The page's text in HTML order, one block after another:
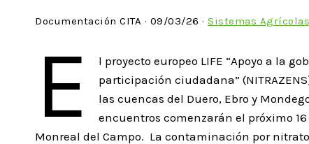
Documentación CITA · 09/03/26 · Sistemas
E
l proyecto europeo LIFE “Apoyo a la
participación ciudadana”
las cuencas del Duero, Ebro y
encuentros comenzarán el próximo
Monreal del Campo. La contaminación por